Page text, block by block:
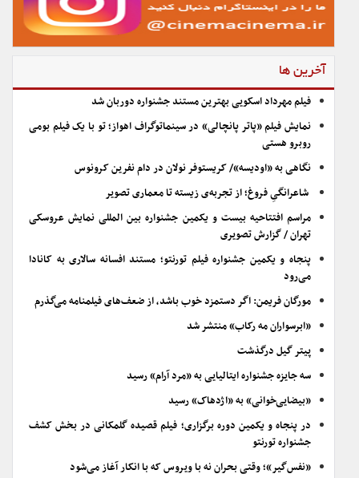
آخرین ها
فیلم مهرداد اسکویی بهترین مستند جشنواره دوربان شد
نمایش فیلم «پاتر پانچالی» در سینماتوگراف اهواز؛ تو با یک فیلم بومی
روبرو هستی
نگاهی به «اودیسه»/ کریستوفر نولان در دام نفرین کرونوس
شاعرانگیِ فروغ؛ از تجربه‌ی زیسته تا معماری تصویر
مراسم افتتاحیه بیست و یکمین جشنواره بین المللی نمایش عروسکی
تهران / گزارش تصویری
پنجاه و یکمین جشنواره فیلم تورنتو؛ مستند افسانه سالاری به کانادا
می‌رود
مورگان فریمن: اگر دستمزد خوب باشد، از ضعف‌های فیلمنامه می‌گذرم
«ابرسواران مه رکاب» منتشر شد
پیتر گیل درگذشت
سه جایزه جشنواره ایتالیایی به «مرد آرام» رسید
«بیضایی‌خوانی» به «اژدهاک» رسید
در پنجاه و یکمین دوره برگزاری؛ فیلم قصیده گلمکانی در بخش کشف
جشنواره تورنتو
«نفس‌گیر»؛ وقتی بحران نه با ویروس که با انکار آغاز می‌شود